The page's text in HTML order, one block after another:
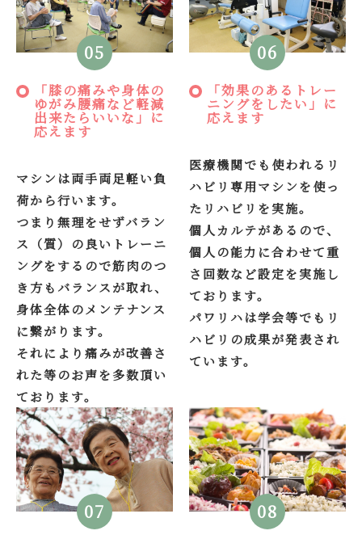
05
「膝の痛みや身体の
ゆがみ腰痛など軽減
出来たらいいな」に
応えます
マシンは両手両足軽い負
荷から行います。
つまり無理をせずバラン
ス（質）の良いトレーニ
ングをするので筋肉のつ
き方もバランスが取れ、
身体全体のメンテナンス
に繋がります。
それにより痛みが改善さ
れた等のお声を多数頂い
ております。
06
「効果のあるトレー
ニングをしたい」に
応えます
医療機関でも使われるリ
ハビリ専用マシンを使っ
たリハビリを実施。
個人カルテがあるので、
個人の能力に合わせて重
さ回数など設定を実施し
ております。
パワリハは学会等でもリ
ハビリの成果が発表され
ています。
07 08